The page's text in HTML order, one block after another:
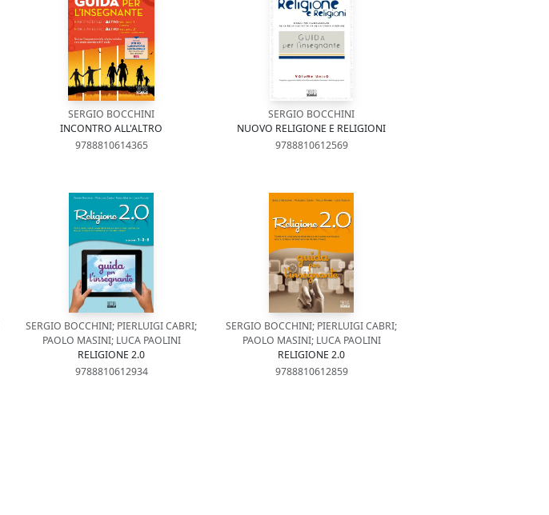
SERGIO BOCCHINI
INCONTRO ALL'ALTRO
9788810614365
SERGIO BOCCHINI
NUOVO RELIGIONE E RELIGIONI
9788810612569
SERGIO BOCCHINI; PIERLUIGI CABRI;
PAOLO MASINI; LUCA PAOLINI
RELIGIONE 2.0
9788810612934
SERGIO BOCCHINI; PIERLUIGI CABRI;
PAOLO MASINI; LUCA PAOLINI
RELIGIONE 2.0
9788810612859